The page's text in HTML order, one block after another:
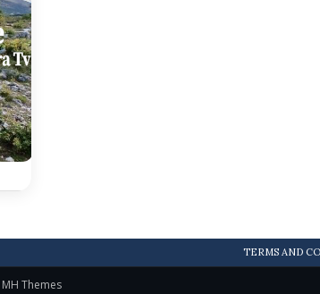
TERMS AND
MH Themes